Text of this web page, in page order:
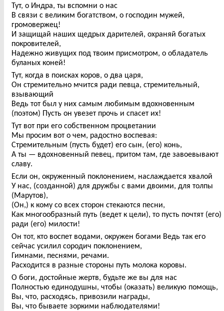
Тут, о Индра, ты вспомни о нас
В связи с великим богатством, о господин мужей,
громовержец!
И защищай наших щедрых дарителей, охраняй богатых
покровителей,
Надежно живущих под твоим присмотром, о обладатель
буланых коней!
Тут, когда в поисках коров, о два царя,
Он стремительно мчится ради певца, стремительный,
взывающий
Ведь тот был у них самым любимым вдохновенным
(поэтом) Пусть он увезет прочь и спасет их!
Тут вот при его собственном процветании
Мы просим вот о чем, радостно воспевая:
Стремительным (пусть будет) его сын, (его) конь,
А ты — вдохновенный певец, притом там, где завоевывают
славу.
Если он, окруженный поклонением, наслаждается хвалой
У нас, (созданной) для дружбы с вами двоими, для толпы
(Марутов),
(Он,) к кому со всех сторон стекаются песни,
Как многообразный путь (ведет к цели), то пусть почтят (его)
ради (его) милости!
Он тот, кто воспет водами, окружен богами Ведь так его
сейчас усилил сородич поклонением,
Гимнами, песнями, речами.
Расходится в разные стороны путь молока коровы.
О боги, достойные жертв, будьте же вы для нас
Полностью единодушны, чтобы (оказать) великую помощь,
Вы, что, расходясь, привозили награды,
Вы, что бываете зоркими наблюдателями!